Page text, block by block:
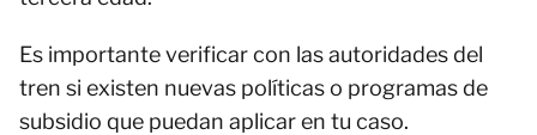
Es importante verificar con las autoridades del
tren si existen nuevas políticas o programas de
subsidio que puedan aplicar en tu caso.